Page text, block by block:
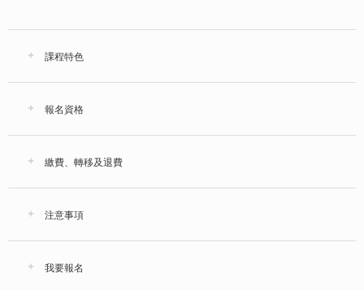
課程特色
報名資格
繳費、轉移及退費
注意事項
我要報名